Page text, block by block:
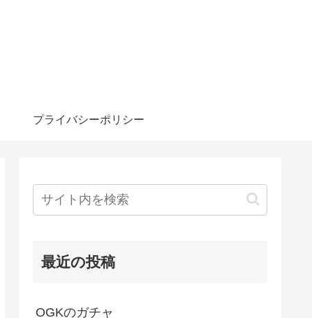
プライバシーポリシー
最近の投稿
OGKのガチャ